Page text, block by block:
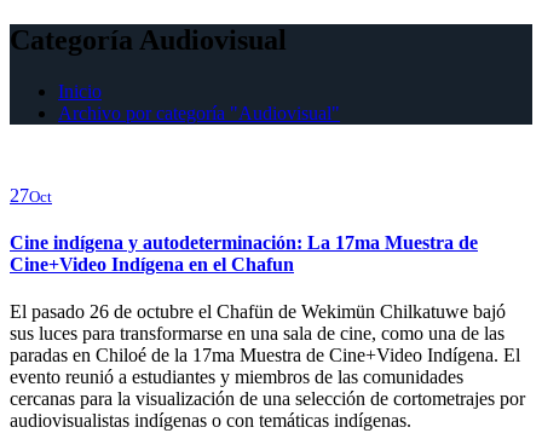
Categoría Audiovisual
Inicio
Archivo por categoría "Audiovisual"
27Oct
Cine indígena y autodeterminación: La 17ma Muestra de
Cine+Video Indígena en el Chafun
El pasado 26 de octubre el Chafün de Wekimün Chilkatuwe bajó
sus luces para transformarse en una sala de cine, como una de las
paradas en Chiloé de la 17ma Muestra de Cine+Video Indígena. El
evento reunió a estudiantes y miembros de las comunidades
cercanas para la visualización de una selección de cortometrajes por
audiovisualistas indígenas o con temáticas indígenas.